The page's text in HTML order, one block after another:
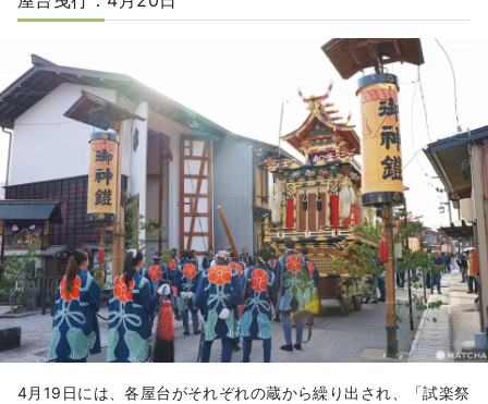
4月19日には、各屋台がそれぞれの蔵から繰り出され、「試楽祭